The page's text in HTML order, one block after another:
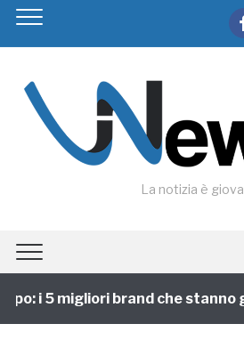
La notizia è
i 5 migliori brand che stanno